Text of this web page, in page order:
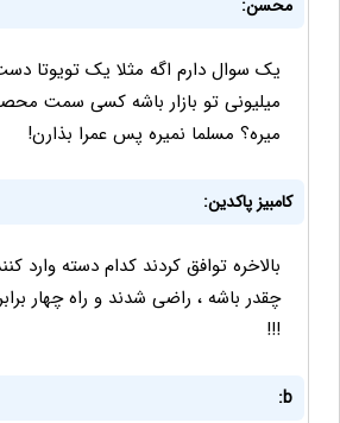
محسن:
میلیونی تو بازار باشه کسی سمت
میره؟ مسلما نمیره پس عمرا بذارن!
کامبیز پاکدین:
بالاخره توافق کردند کدام دسته وارد
چقدر باشه ، راضی شدند و راه چهار
!!!
b: